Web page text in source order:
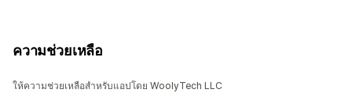
ความช่วยเหลือ
ให้ความช่วยเหลือสำหรับแอปโดย WoolyTech LLC